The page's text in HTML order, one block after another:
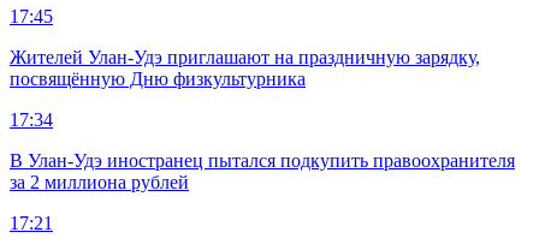
17:45
Жителей Улан-Удэ приглашают на праздничную зарядку,
посвящённую Дню физкультурника
17:34
В Улан-Удэ иностранец пытался подкупить правоохранителя
за 2 миллиона рублей
17:21